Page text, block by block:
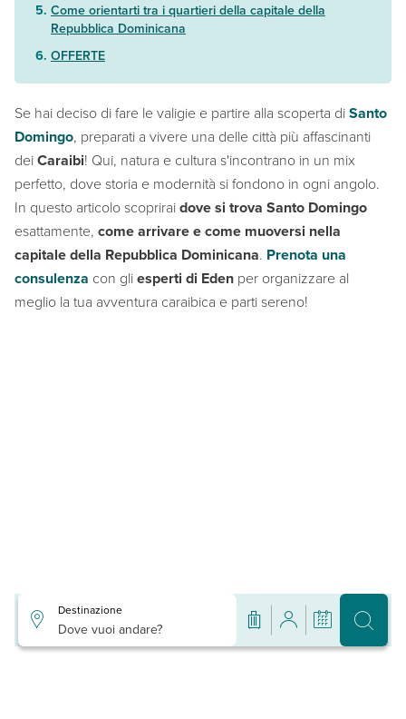
Come orientarti tra i quartieri della capitale della
Repubblica Dominicana
OFFERTE
Se hai deciso di fare le valigie e partire alla scoperta diSanto
Domingo, preparati a vivere una delle città più affascinanti
deiCaraibi! Qui, natura e cultura s'incontrano in un mix
perfetto, dove storia e modernità si fondono in ogni angolo.
In questo articolo scopriraidove si trova Santo Domingo
esattamente, come arrivare e come muoversi nella
capitale della Repubblica Dominicana. Prenota una
consulenza con gliesperti di Eden per organizzare al
meglio la tua avventura caraibica e parti sereno!
Destinazione
Dove vuoi andare?